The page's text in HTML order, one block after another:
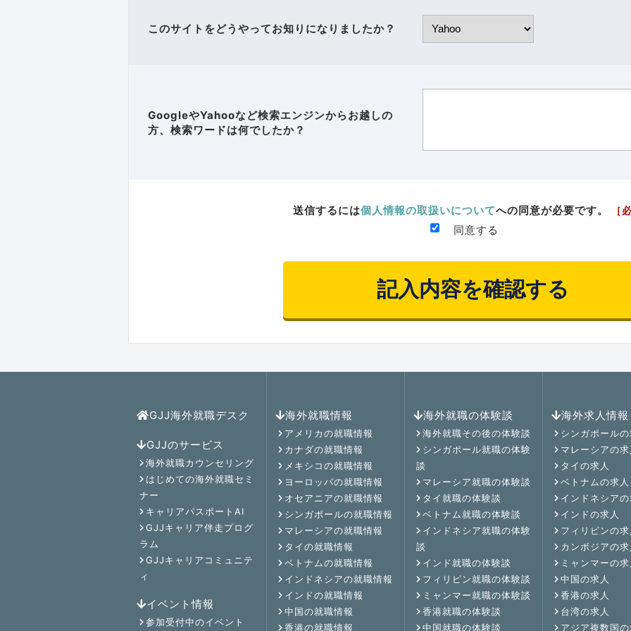
このサイトをどうやってお知りになりましたか？
GoogleやYahooなど検索エンジンからお越しの
方、検索ワードは何でしたか？
送信するには個人情報の取扱いについてへの同意が必要です。 ［
同意する
GJJ海外就職デスク
GJJのサービス
海外就職カウンセリング
はじめての海外就職セミ
ナー
キャリアパスポートAI
GJJキャリア伴走プログ
ラム
GJJキャリアコミュニテ
ィ
イベント情報
参加受付中のイベント
海外就職情報
アメリカの就職情報
カナダの就職情報
メキシコの就職情報
ヨーロッパの就職情報
オセアニアの就職情報
シンガポールの就職情報
マレーシアの就職情報
タイの就職情報
ベトナムの就職情報
インドネシアの就職情報
インドの就職情報
中国の就職情報
香港の就職情報
海外就職の体験談
海外就職その後の体験談
シンガポール就職の体験
談
マレーシア就職の体験談
タイ就職の体験談
ベトナム就職の体験談
インドネシア就職の体験
談
インド就職の体験談
フィリピン就職の体験談
ミャンマー就職の体験談
香港就職の体験談
中国就職の体験談
海外求人情報
シンガポール
マレーシアの
タイの求人
ベトナムの求人
インドネシア
インドの求人
フィリピンの
カンボジアの
ミャンマーの
中国の求人
香港の求人
台湾の求人
アジア複数国